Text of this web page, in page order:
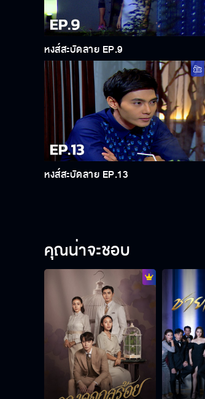
หงส์สะบัดลาย EP.9
หงส์สะบัดลาย EP.13
คุณน่าจะชอบ